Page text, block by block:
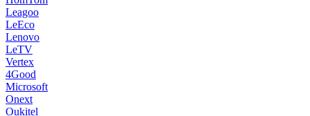
Leagoo
LeEco
Lenovo
LeTV
Vertex
4Good
Microsoft
Onext
Oukitel